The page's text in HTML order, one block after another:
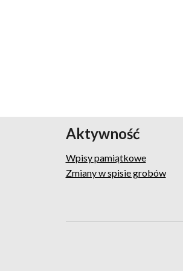
Aktywność
Wpisy pamiątkowe
Zmiany w spisie grobów